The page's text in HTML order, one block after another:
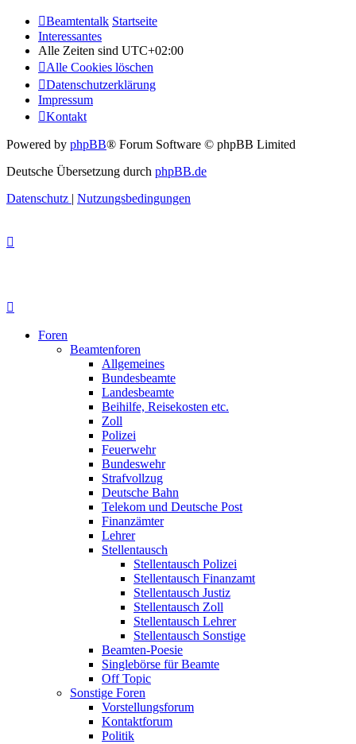
Beamtentalk Startseite
Interessantes
Alle Zeiten sind UTC+02:00
Alle Cookies löschen
Datenschutzerklärung
Impressum
Kontakt
Powered by phpBB® Forum Software © phpBB Limited
Deutsche Übersetzung durch phpBB.de
Datenschutz | Nutzungsbedingungen
Foren
Beamtenforen
Allgemeines
Bundesbeamte
Landesbeamte
Beihilfe, Reisekosten etc.
Zoll
Polizei
Feuerwehr
Bundeswehr
Strafvollzug
Deutsche Bahn
Telekom und Deutsche Post
Finanzämter
Lehrer
Stellentausch
Stellentausch Polizei
Stellentausch Finanzamt
Stellentausch Justiz
Stellentausch Zoll
Stellentausch Lehrer
Stellentausch Sonstige
Beamten-Poesie
Singlebörse für Beamte
Off Topic
Sonstige Foren
Vorstellungsforum
Kontaktforum
Politik